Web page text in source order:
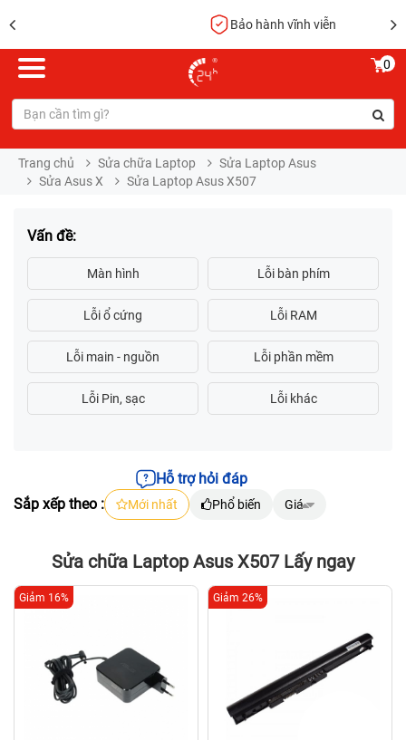
Bảo hành vĩnh viễn
0
Trang chủ Sửa chữa Laptop
Sửa Laptop Asus
Sửa Asus X
Sửa Laptop Asus X507
Vấn đề:
Hỗ trợ hỏi đáp
Sắp xếp theo :
Mới nhất Phổ biến Giá
Sửa chữa Laptop Asus X507 Lấy ngay
Giảm 16% Giảm 26%